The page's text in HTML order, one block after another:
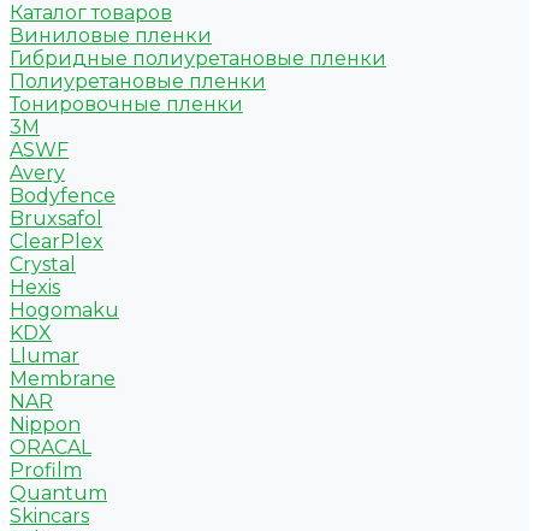
Каталог товаров
Виниловые пленки
Гибридные полиуретановые пленки
Полиуретановые пленки
Тонировочные пленки
3M
ASWF
Avery
Bodyfence
Bruxsafol
ClearPlex
Crystal
Hexis
Hogomaku
KDX
Llumar
Membrane
NAR
Nippon
ORACAL
Profilm
Quantum
Skincars